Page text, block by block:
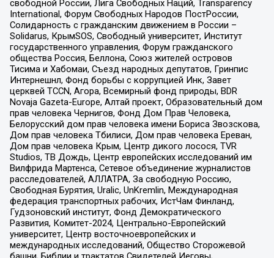
свободной России, Лига Свободных Наций, Transparеncy
International, Форум Свободных Народов ПостРоссии,
Солидарность с гражданским движением в России –
Solidarus, КрымSOS, Свободный университет, Институт
государственного управления, Форум гражданского
общества Россия, Беллона, Союз жителей островов
Тисима и Хабомаи, Съезд народных депутатов, Гринпис
Интернешнл, Фонд борьбы с коррупцией Инк, Завет
церквей TCCN, Агора, Всемирный фонд природы, BDR
Novaja Gazeta-Europe, Алтай проект, Образовательный дом
прав человека Чернигов, Фонд Дом Прав Человека,
Белорусский дом прав человека имени Бориса Звозскова,
Дом прав человека Тбилиси, Дом прав человека Ереван,
Дом прав человека Крым, Центр дикого лосося, TVR
Studios, ТВ Дождь, Центр европейских исследований им
Вилфрида Мартенса, Сетевое объединение журналистов
расследователей, АЛЛАТРА, За свободную Россию,
Свободная Бурятия, Uralic, UnKremlin, Международная
федерация транспортных рабочих, ИстЧам Финланд,
Гудзоновский институт, Фонд Демократического
Развития, Комитет-2024, Центрально-Европейский
университет, Центр восточноевропейских и
международных исследований, Общество Сторожевой